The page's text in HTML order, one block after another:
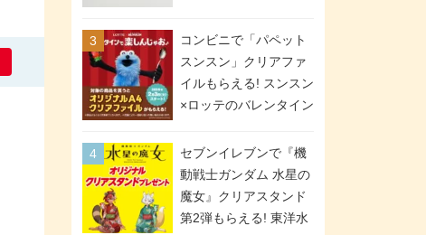
メリカンドッグが税抜
シュガー＆バターをレ
ンジアップで手軽に楽
しめる冷凍食品。2個入
り
コンビニで「パペット
スンスン」クリアファ
イルもらえる! スンスン
×ロッテのバレンタイン
スタート。セブン、フ
ァミマ、ローソンの3社
で異なるデザイン＆対
象商品
セブンイレブンで『機
動戦士ガンダム 水星の
魔女』クリアスタンド
第2弾もらえる! 東洋水